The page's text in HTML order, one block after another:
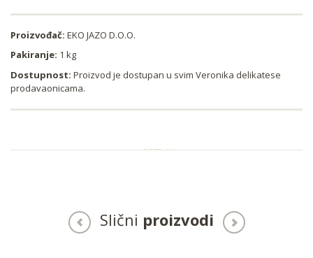
Proizvođač: EKO JAZO D.O.O.
Pakiranje: 1 kg
Dostupnost: Proizvod je dostupan u svim Veronika delikatese
prodavaonicama.
Slični proizvodi